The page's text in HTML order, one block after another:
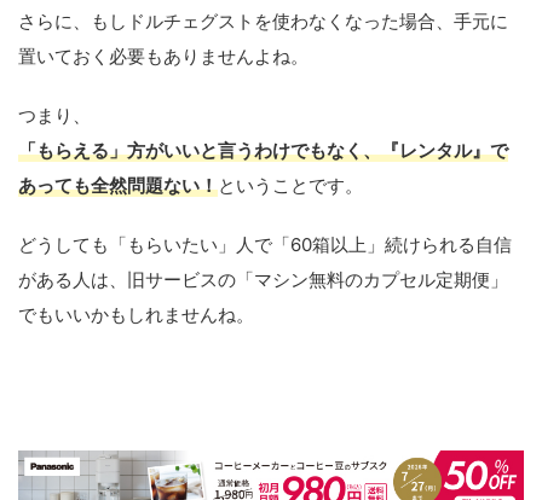
さらに、もしドルチェグストを使わなくなった場合、手元に
置いておく必要もありませんよね。
つまり、
「もらえる」方がいいと言うわけでもなく、『レンタル』で
あっても全然問題ない！ということです。
どうしても「もらいたい」人で「60箱以上」続けられる自信
がある人は、旧サービスの「マシン無料のカプセル定期便」
でもいいかもしれませんね。